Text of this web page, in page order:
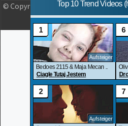
© Copyright 2023 OLJO